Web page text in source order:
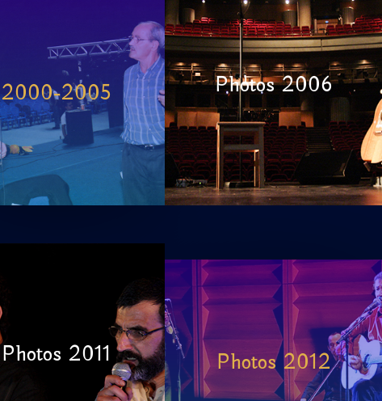
2000-2005 Photos 2006
Photos 2011 Photos 2012